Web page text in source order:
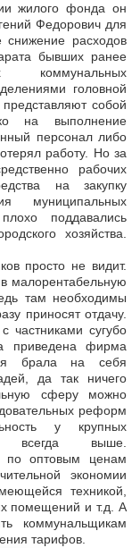
жилого фонда он
Федорович для
снижение расходов
бывших ранее
коммунальных
головной
собой
на выполнение
персонал либо
работу. Но за
рабочих
на закупку
муниципальных
поддавались
хозяйства.
просто не видит.
малорентабельную
там необходимы
приносят отдачу.
сугубо
приведена фирма
брала на себя
да так ничего
сферу можно
реформ
у крупных
всегда выше.
по оптовым ценам
экономии
техникой,
помещений и т.д. А
коммунальщикам
тарифов.